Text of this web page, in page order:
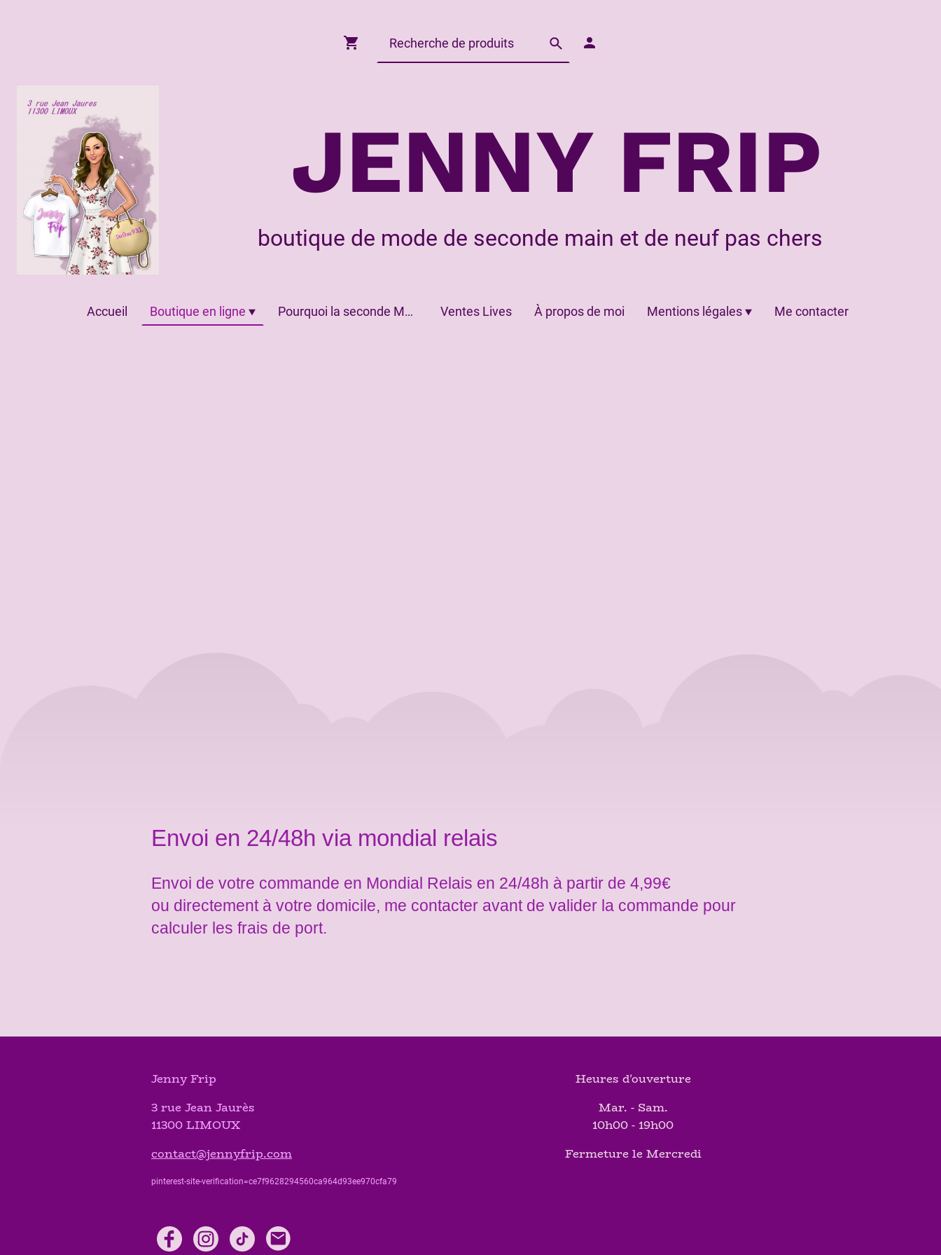
JENNY FRIP
boutique de mode de seconde main et de neuf pas chers
Accueil Boutique en ligne Pourquoi la seconde Main? Ventes Lives À propos de moi Mentions légales Me contacter
Envoi en 24/48h via mondial relais
Envoi de votre commande en Mondial Relais en 24/48h à partir de 4,99€
ou directement à votre domicile, me contacter avant de valider la commande pour
calculer les frais de port.
Jenny Frip
3 rue Jean Jaurès
11300 LIMOUX
contact@jennyfrip.com
pinterest-site-verification=ce7f9628294560ca964d93ee970cfa79
Heures d'ouverture
Mar. - Sam.
10h00 - 19h00
Fermeture le Mercredi